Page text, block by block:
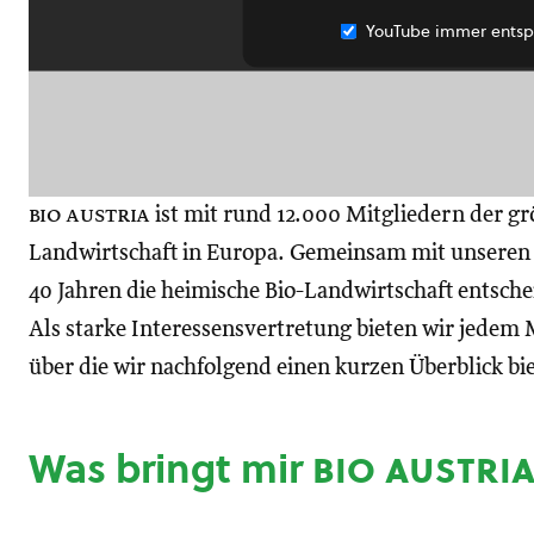
YouTube immer
bio austria ist mit rund 12.000 Mitgliedern der
Landwirtschaft in Europa. Gemeinsam mit
40 Jahren die heimische Bio-Landwirtschaft
Als starke Interessensvertretung bieten wir jedem
über die wir nachfolgend einen kurzen Überblick
Was bringt mirbio austria